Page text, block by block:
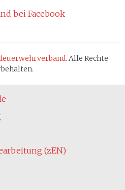
(zEN)
bei Facebook
. Alle Rechte